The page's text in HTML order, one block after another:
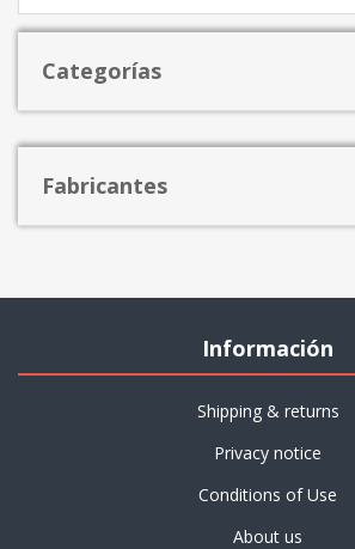
Categorías
Fabricantes
Información
Shipping & returns
Privacy notice
Conditions of Use
About us